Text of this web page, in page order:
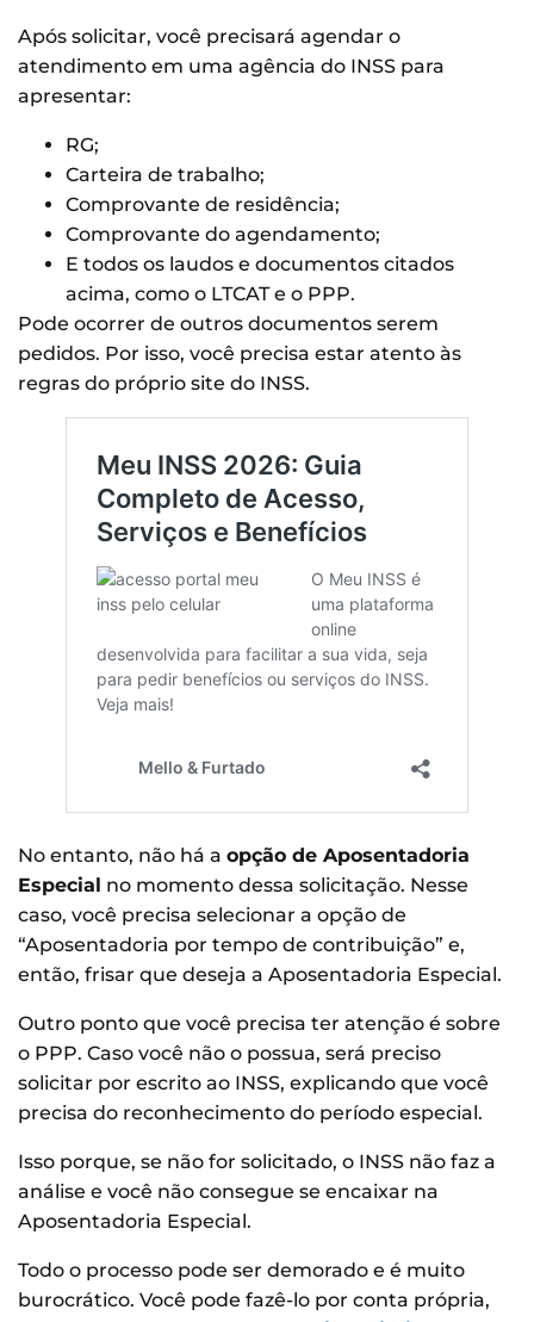
Após solicitar, você precisará agendar o
atendimento em uma agência do INSS para
apresentar:
RG;
Carteira de trabalho;
Comprovante de residência;
Comprovante do agendamento;
E todos os laudos e documentos citados
acima, como o LTCAT e o PPP.
Pode ocorrer de outros documentos serem
pedidos. Por isso, você precisa estar atento às
regras do próprio site do INSS.
No entanto, não há a opção de Aposentadoria
Especial no momento dessa solicitação. Nesse
caso, você precisa selecionar a opção de
“Aposentadoria por tempo de contribuição” e,
então, frisar que deseja a Aposentadoria Especial.
Outro ponto que você precisa ter atenção é sobre
o PPP. Caso você não o possua, será preciso
solicitar por escrito ao INSS, explicando que você
precisa do reconhecimento do período especial.
Isso porque, se não for solicitado, o INSS não faz a
análise e você não consegue se encaixar na
Aposentadoria Especial.
Todo o processo pode ser demorado e é muito
burocrático. Você pode fazê-lo por conta própria,